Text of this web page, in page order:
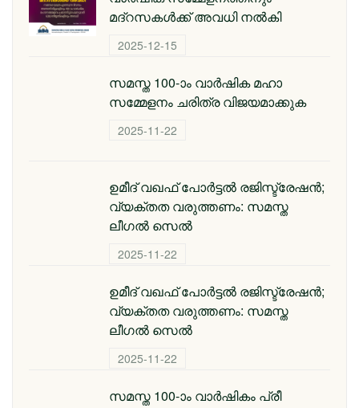
മദ്റസകള്‍ക്ക് അവധി നല്‍കി
2025-12-15
സമസ്ത 100-ാം വാര്‍ഷിക മഹാ
സമ്മേളനം ചരിത്ര വിജയമാക്കുക
2025-11-22
ഉമീദ് വഖഫ് പോർട്ടൽ രജിസ്ട്രേഷൻ;
വ്യക്തത വരുത്തണം: സമസ്ത
ലീഗൽ സെൽ
2025-11-22
ഉമീദ് വഖഫ് പോർട്ടൽ രജിസ്ട്രേഷൻ;
വ്യക്തത വരുത്തണം: സമസ്ത
ലീഗൽ സെൽ
2025-11-22
സമസ്ത 100-ാം വാര്‍ഷികം പ്രീ